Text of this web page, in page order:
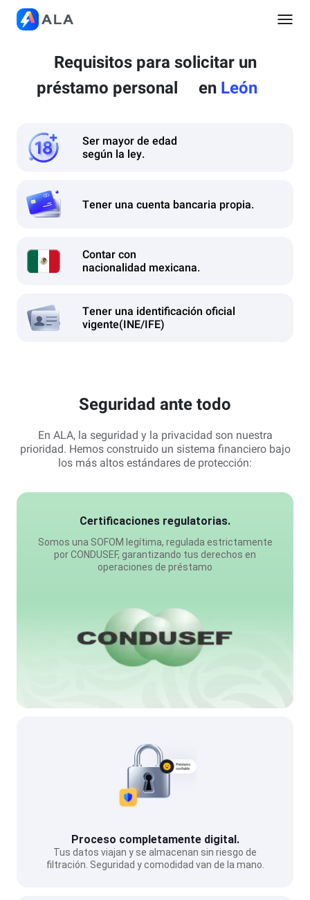
Requisitos para solicitar un
préstamo personal
en León
Ser mayor de edad
según la ley.
Tener una cuenta bancaria propia.
Contar con
nacionalidad mexicana.
Tener una identificación oficial
vigente(INE/IFE)
Seguridad ante todo
En ALA, la seguridad y la privacidad son nuestra
prioridad. Hemos construido un sistema financiero bajo
los más altos estándares de protección:
Certificaciones regulatorias.
Somos una SOFOM legítima, regulada estrictamente
por CONDUSEF, garantizando tus derechos en
operaciones de préstamo
Proceso completamente digital.
Tus datos viajan y se almacenan sin riesgo de
filtración. Seguridad y comodidad van de la mano.